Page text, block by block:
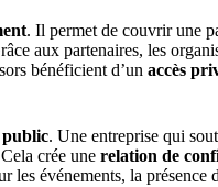
. Il permet de couvrir une
aux partenaires, les
bénéficient d’un accès
public. Une entreprise qui
crée une relation de
événements, la présence